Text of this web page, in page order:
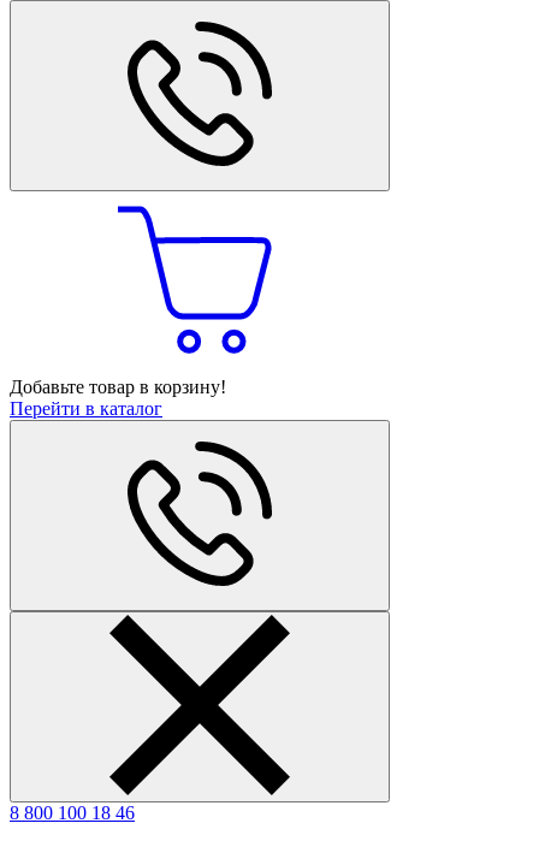
Добавьте товар в корзину!
Перейти в каталог
8 800 100 18 46